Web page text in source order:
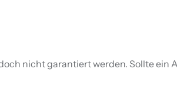
nicht garantiert werden. Sollte ein